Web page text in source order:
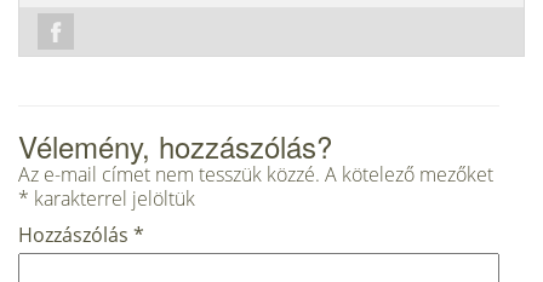
Vélemény, hozzászólás?
Az e-mail címet nem tesszük közzé. A kötelező mezőket
* karakterrel jelöltük
Hozzászólás *